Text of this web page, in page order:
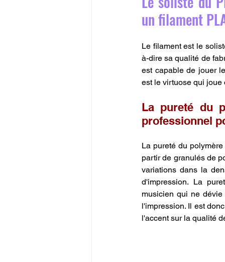
un filament
Le filament est le
à-dire sa qualité de
est capable de jouer
est le virtuose qui joue
La pureté du
professionnel
La pureté du
partir de granulés de
variations dans la
d'impression. La
musicien qui ne
l'impression. Il est
l'accent sur la qualité